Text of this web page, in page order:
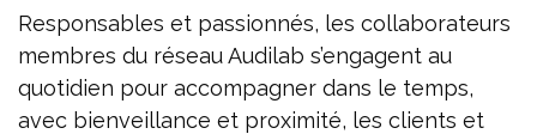
Responsables et passionnés, les collaborateurs
membres du réseau Audilab s’engagent au
quotidien pour accompagner dans le temps,
avec bienveillance et proximité, les clients et